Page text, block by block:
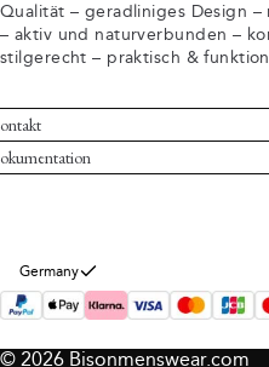
Qualität – geradliniges Design
– aktiv und naturverbunden –
stilgerecht – praktisch &
Bison
Informationen
Germany
© 2026 Bisonmenswear.com